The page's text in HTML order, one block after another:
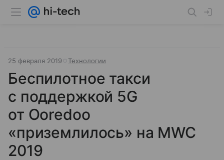
25 февраля 2019 Технологии
Беспилотное такси
с поддержкой 5G
от Ooredoo
«приземлилось» на MWC
2019